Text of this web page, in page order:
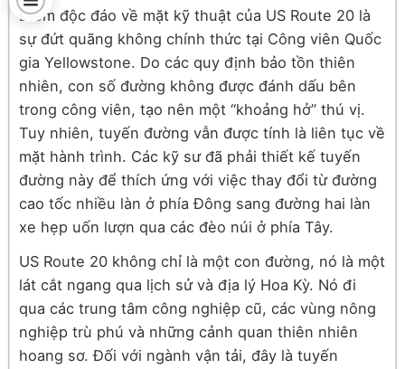
Điểm độc đáo về mặt kỹ thuật của US Route 20 là
sự đứt quãng không chính thức tại Công viên Quốc
gia Yellowstone. Do các quy định bảo tồn thiên
nhiên, con số đường không được đánh dấu bên
trong công viên, tạo nên một “khoảng hở” thú vị.
Tuy nhiên, tuyến đường vẫn được tính là liên tục về
mặt hành trình. Các kỹ sư đã phải thiết kế tuyến
đường này để thích ứng với việc thay đổi từ đường
cao tốc nhiều làn ở phía Đông sang đường hai làn
xe hẹp uốn lượn qua các đèo núi ở phía Tây.
US Route 20 không chỉ là một con đường, nó là một
lát cắt ngang qua lịch sử và địa lý Hoa Kỳ. Nó đi
qua các trung tâm công nghiệp cũ, các vùng nông
nghiệp trù phú và những cảnh quan thiên nhiên
hoang sơ. Đối với ngành vận tải, đây là tuyến